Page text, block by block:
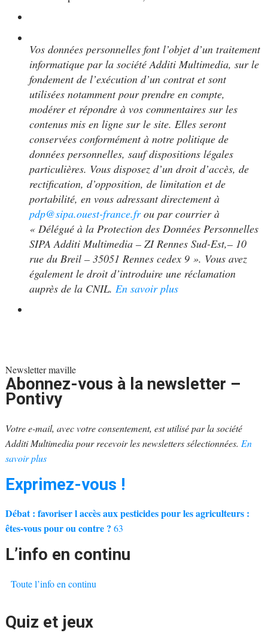
Vos données personnelles font l’objet d’un traitement
informatique par la société Additi Multimedia, sur le
fondement de l’exécution d’un contrat et sont
utilisées notamment pour prendre en compte,
modérer et répondre à vos commentaires sur les
contenus mis en ligne sur le site. Elles seront
conservées conformément à notre politique de
données personnelles, sauf dispositions légales
particulières. Vous disposez d’un droit d’accès, de
rectification, d’opposition, de limitation et de
portabilité, en vous adressant directement à
pdp@sipa.ouest-france.frou par courrier à
« Délégué à la Protection des Données Personnelles
SIPA Additi Multimedia – ZI Rennes Sud-Est,– 10
rue du Breil – 35051 Rennes cedex 9 ». Vous avez
également le droit d’introduire une réclamation
auprès de la CNIL. En savoir plus
Newsletter maville
Abonnez-vous à la newsletter –
Pontivy
Votre e-mail, avec votre consentement, est utilisé par la société
Additi Multimedia pour recevoir les newsletters sélectionnées. En
savoir plus
Exprimez-vous !
Débat : favoriser l accès aux pesticides pour les agriculteurs :
êtes-vous pour ou contre ? 63
L’info en continu
Toute l’info en continu
Quiz et jeux